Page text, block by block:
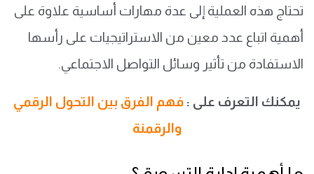
تحتاج هذه العملية إلى عدة مهارات أساسية علاوة على
أهمية اتباع عدد معين من الاستراتيجيات على رأسها
الاستفادة من تأثير وسائل التواصل الاجتماعي.
يمكنك التعرف على : فهم الفرق بين التحول الرقمي
والرقمنة